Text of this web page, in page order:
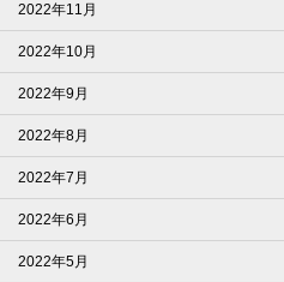
2022年11月
2022年10月
2022年9月
2022年8月
2022年7月
2022年6月
2022年5月